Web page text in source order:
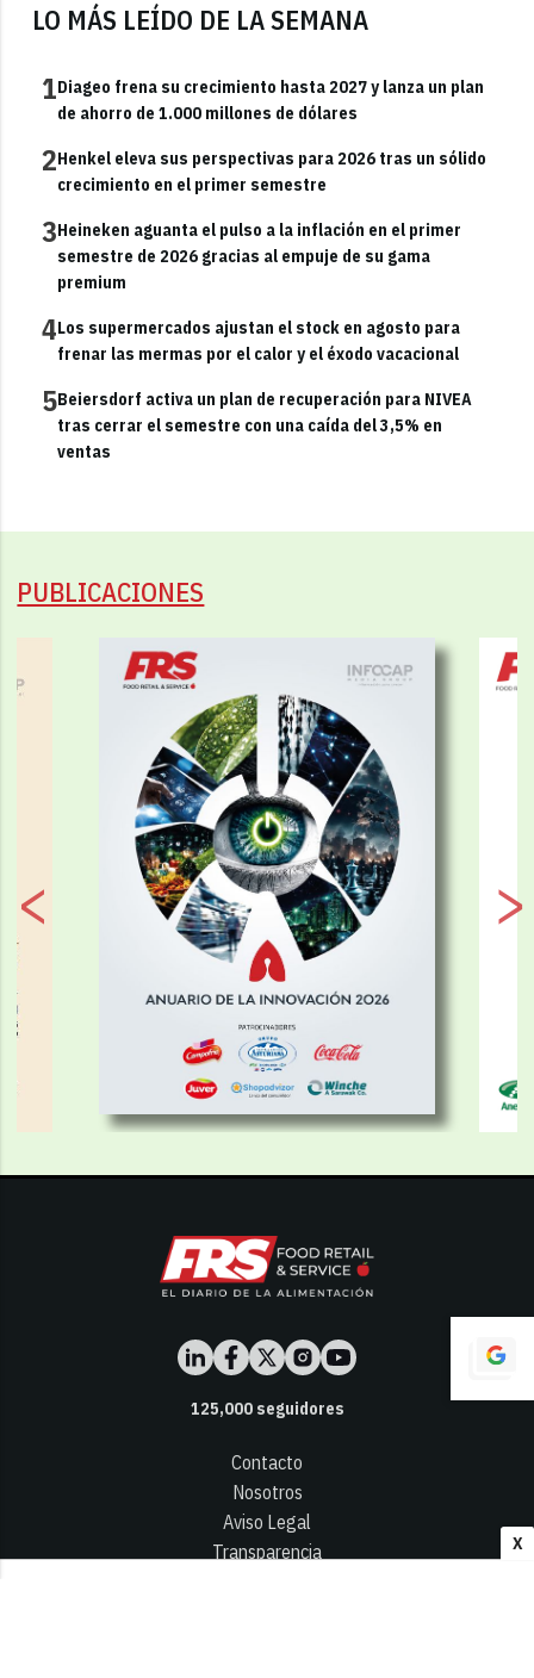
X
LO MÁS LEÍDO DE LA SEMANA
1Diageo frena su crecimiento hasta 2027 y lanza un plan
de ahorro de 1.000 millones de dólares
2Henkel eleva sus perspectivas para 2026 tras un sólido
crecimiento en el primer semestre
3Heineken aguanta el pulso a la inflación en el primer
semestre de 2026 gracias al empuje de su gama
premium
4Los supermercados ajustan el stock en agosto para
frenar las mermas por el calor y el éxodo vacacional
5Beiersdorf activa un plan de recuperación para NIVEA
tras cerrar el semestre con una caída del 3,5% en
ventas
PUBLICACIONES
125,000seguidores
Contacto
Nosotros
Aviso Legal
Transparencia